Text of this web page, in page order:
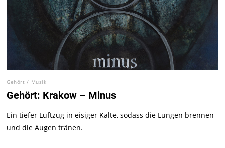
Gehört / Musik
Gehört: Krakow – Minus
Ein tiefer Luftzug in eisiger Kälte, sodass die Lungen brennen
und die Augen tränen.